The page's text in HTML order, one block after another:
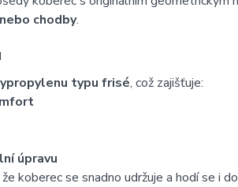
chodby.
typu frisé, což zajišťuje:
úpravu
koberec se snadno udržuje a hodí se i